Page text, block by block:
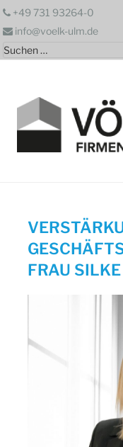
Zum
springen
+49 731 93264-0
info@voelk-ulm.de
Suchen
nach:
FRAU